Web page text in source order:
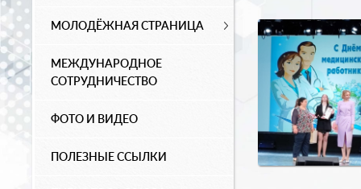
МОЛОДЁЖНАЯ СТРАНИЦА
МЕЖДУНАРОДНОЕ
СОТРУДНИЧЕСТВО
ФОТО И ВИДЕО
ПОЛЕЗНЫЕ ССЫЛКИ